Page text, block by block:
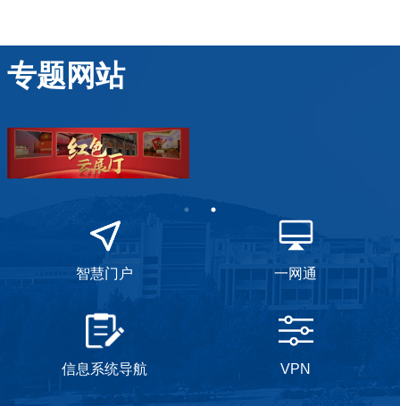
专题网站
智慧门户 一网通
信息系统导航 VPN